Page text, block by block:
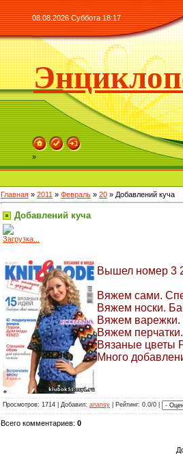
08.08.2026 Суббота 18:17
»
Главная » 2011 » Февраль » 20 » Добавлений куча
Добавлений куча
Загрузка...
Вышел номер 3
Вяжем сами.
Вяжем носки.
Вяжем варежки.
Вяжем
Вязаные цветы
Много
Просмотров: 1714 | Добавил: anansy Рейтинг: 0.0/0 |
Всего комментариев: 0